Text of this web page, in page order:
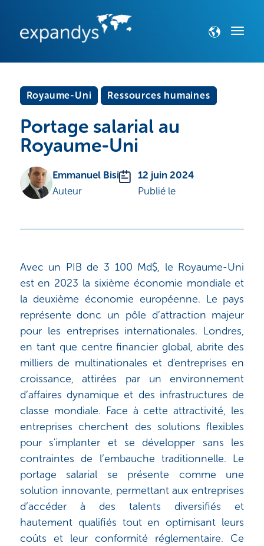
Royaume-Uni Ressources humaines
Portage salarial au
Royaume-Uni
Emmanuel Bisi
Auteur
12 juin 2024
Publié le
Avec un PIB de 3 100 Md$, le Royaume-Uni
est en 2023 la sixième économie mondiale et
la deuxième économie européenne. Le pays
représente donc un pôle d’attraction majeur
pour les entreprises internationales. Londres,
en tant que centre financier global, abrite des
milliers de multinationales et d'entreprises en
croissance, attirées par un environnement
d’affaires dynamique et des infrastructures de
classe mondiale. Face à cette attractivité, les
entreprises cherchent des solutions flexibles
pour s'implanter et se développer sans les
contraintes de l’embauche traditionnelle. Le
portage salarial se présente comme une
solution innovante, permettant aux entreprises
d’accéder à des talents diversifiés et
hautement qualifiés tout en optimisant leurs
coûts et leur conformité réglementaire. Ce